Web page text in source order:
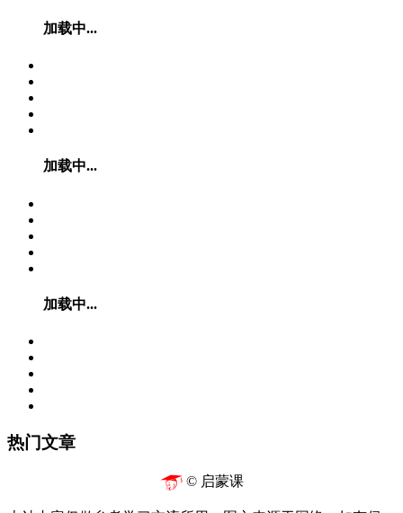
加载中...
加载中...
加载中...
热门文章
© 启蒙课